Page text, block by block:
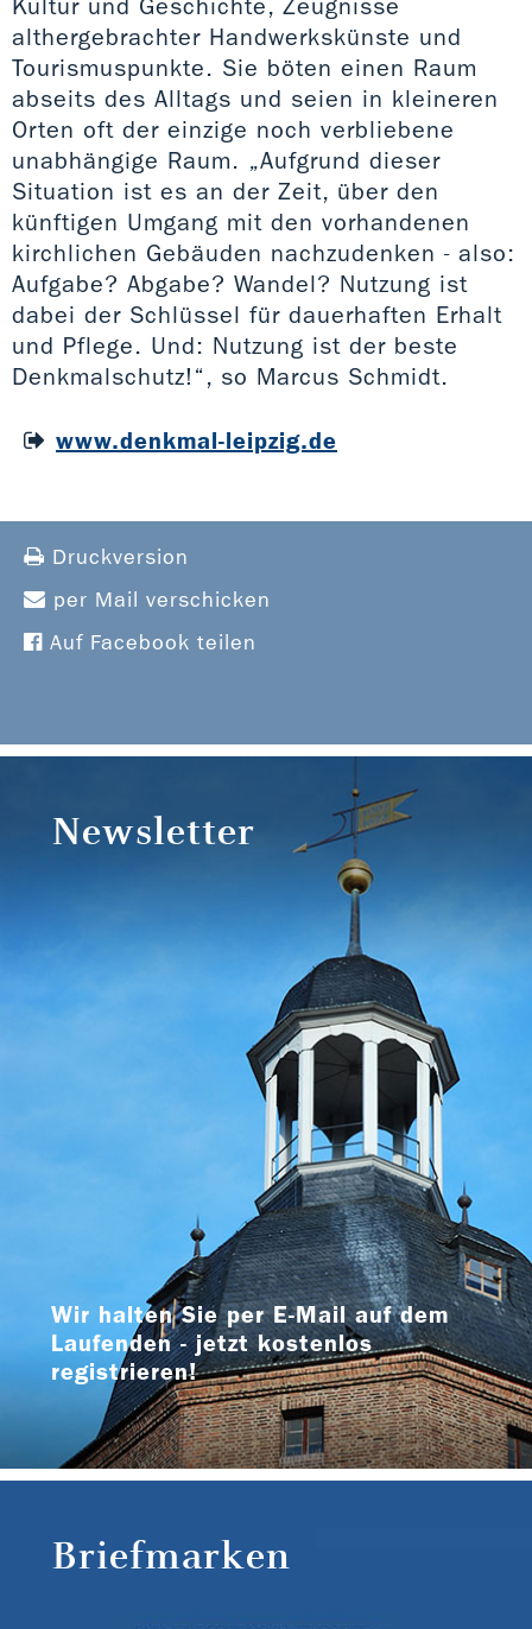
althergebrachter Handwerkskünste und
Tourismuspunkte. Sie böten einen Raum
abseits des Alltags und seien in kleineren
Orten oft der einzige noch verbliebene
unabhängige Raum. „Aufgrund dieser
Situation ist es an der Zeit, über den
künftigen Umgang mit den vorhandenen
kirchlichen Gebäuden nachzudenken - also:
Aufgabe? Abgabe? Wandel? Nutzung ist
dabei der Schlüssel für dauerhaften Erhalt
und Pflege. Und: Nutzung ist der beste
Denkmalschutz!“, so Marcus Schmidt.
www.denkmal-leipzig.de
Druckversion
per Mail verschicken
Auf Facebook teilen
Newsletter
Wir halten Sie per E-Mail auf dem
Laufenden - jetzt kostenlos
registrieren!
Briefmarken